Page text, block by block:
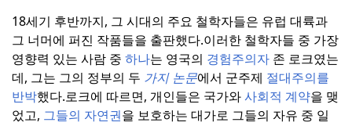
18세기 후반까지, 그 시대의 주요 철학자들은 유럽 대륙과
그 너머에 퍼진 작품들을 출판했다.이러한 철학자들 중 가장
영향력 있는 사람 중 하나는 영국의 경험주의자 존 로크였는
데, 그는 그의 정부의 두 가지 논문에서 군주제 절대주의를
반박했다.로크에 따르면, 개인들은 국가와사회적 계약을 맺
었고, 그들의 자연권을 보호하는 대가로 그들의 자유 중 일